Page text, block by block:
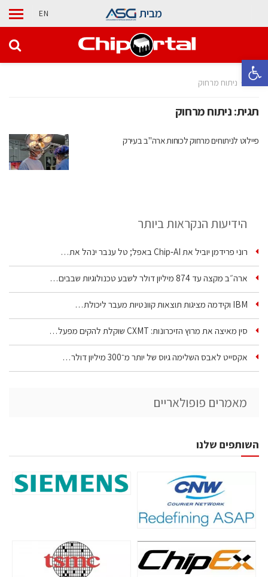
פתח סרגל נגישות
מבית EN
בית ניתוח מרחוק
תגית:ניתוח מרחוק
פיילוט לניתוחים מרחוק לכוחות ארה"ב בעירק
הידיעות הנקראות ביותר
רוני פרידמן יוביל את Chip‑AI באפל; טל ענבר ינהל את…
ארה״ב מקצה עד 874 מיליון דולר לשבע טכנולוגיות שבבים…
IBM וקידמה מציגות תוצאות קוונטיות מעבר ליכולת…
סין מאיצה את מרוץ הזיכרונות: CXMT שוקלת להקים מפעל…
אקסייט לאבס השלימה גיוס של יותר מ־300 מיליון דולר…
מאמרים פופולאריים
השותפים שלנו